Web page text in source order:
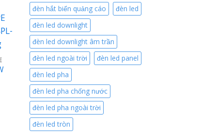
128.030 ₫.
đèn hắt biển quảng cáo
đèn led
đèn led downlight
đèn led downlight âm trần
đèn led ngoài trời
đèn led panel
đèn led pha
đèn led pha chống nước
đèn led pha ngoài trời
đèn led tròn